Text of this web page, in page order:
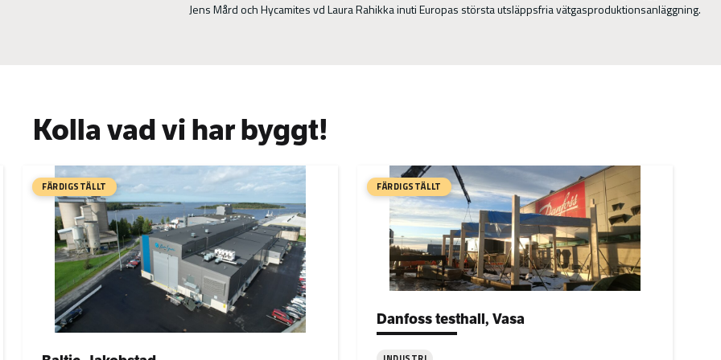
Jens Mård och Hycamites vd Laura Rahikka inuti Europas största utsläppsfria vätgasproduktionsanläggning.
Kolla vad vi har byggt!
FÄRDIGSTÄLLT FÄRDIGSTÄLLT
Danfoss testhall, Vasa
Project types: